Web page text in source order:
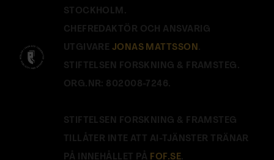
STOCKHOLM.
CHEFREDAKTÖR OCH ANSVARIG
UTGIVARE JONAS MATTSSON .
STIFTELSEN FORSKNING & FRAMSTEG.
ORG.NR: 802008-7246.
STIFTELSEN FORSKNING & FRAMSTEG
TILLÅTER INTE ATT AI-TJÄNSTER TRÄNAR
PÅ INNEHÅLLET PÅ FOF.SE.